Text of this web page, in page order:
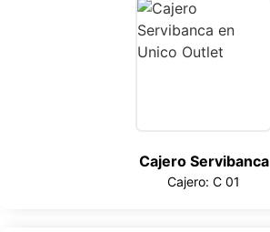
Cajero Servibanca
Cajero: C 01